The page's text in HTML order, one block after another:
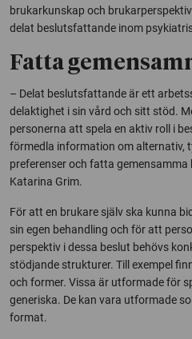
brukarkunskap och
delat beslutsfattande inom
Fatta
– Delat beslutsfattande är ett
delaktighet i sin vård och sitt stöd.
personerna att spela en aktiv roll i
förmedla information om alternativ,
preferenser och fatta
Katarina Grim.
För att en brukare själv ska kunna
sin egen behandling och för att
perspektiv i dessa beslut behövs
stödjande strukturer. Till exempel
och former. Vissa är utformade för
generiska. De kan vara utformade
format.